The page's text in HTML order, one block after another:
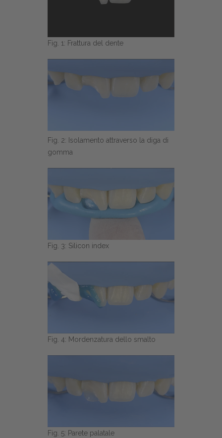
Fig. 1: Frattura del dente
Fig. 2: Isolamento attraverso la diga di
gomma
Fig. 3: Silicon index
Fig. 4: Mordenzatura dello smalto
Fig. 5: Parete palatale